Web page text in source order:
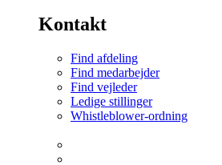
Kontakt
Find afdeling
Find medarbejder
Find vejleder
Ledige stillinger
Whistleblower-ordning